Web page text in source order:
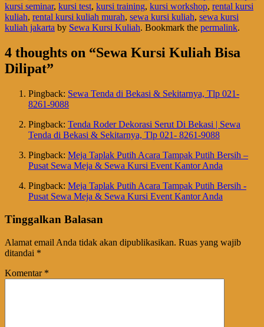
kursi seminar, kursi test, kursi training, kursi workshop, rental kursi
kuliah, rental kursi kuliah murah, sewa kursi kuliah, sewa kursi
kuliah jakarta by Sewa Kursi Kuliah. Bookmark the permalink.
4 thoughts on “Sewa Kursi Kuliah Bisa
Dilipat”
Pingback: Sewa Tenda di Bekasi & Sekitarnya, Tlp 021-
8261-9088
Pingback: Tenda Roder Dekorasi Serut Di Bekasi | Sewa
Tenda di Bekasi & Sekitarnya, Tlp 021- 8261-9088
Pingback: Meja Taplak Putih Acara Tampak Putih Bersih –
Pusat Sewa Meja & Sewa Kursi Event Kantor Anda
Pingback: Meja Taplak Putih Acara Tampak Putih Bersih -
Pusat Sewa Meja & Sewa Kursi Event Kantor Anda
Tinggalkan Balasan
Alamat email Anda tidak akan dipublikasikan. Ruas yang wajib
ditandai *
Komentar *